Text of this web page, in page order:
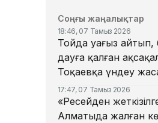
Соңғы жаңалықтар
18:46, 07 Тамыз 2026
Тойда уағыз айтып,
дауға қалған
Тоқаевқа үндеу
17:47, 07 Тамыз 2026
«Ресейден
Алматыда жалған